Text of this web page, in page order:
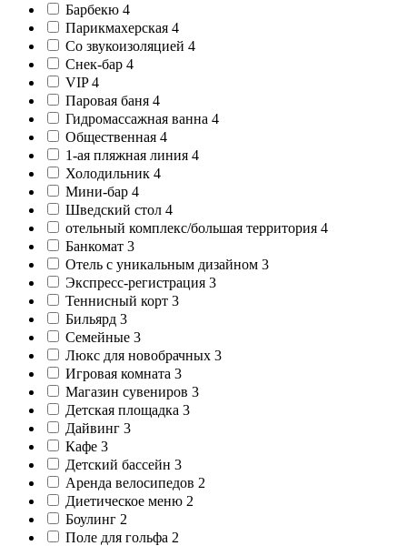
Барбекю 4
Парикмахерская 4
Со звукоизоляцией 4
Снек-бар 4
VIP 4
Паровая баня 4
Гидромассажная ванна 4
Общественная 4
1-ая пляжная линия 4
Холодильник 4
Мини-бар 4
Шведский стол 4
отельный комплекс/большая территория 4
Банкомат 3
Отель с уникальным дизайном 3
Экспресс-регистрация 3
Теннисный корт 3
Бильярд 3
Семейные 3
Люкс для новобрачных 3
Игровая комната 3
Магазин сувениров 3
Детская площадка 3
Дайвинг 3
Кафе 3
Детский бассейн 3
Аренда велосипедов 2
Диетическое меню 2
Боулинг 2
Поле для гольфа 2